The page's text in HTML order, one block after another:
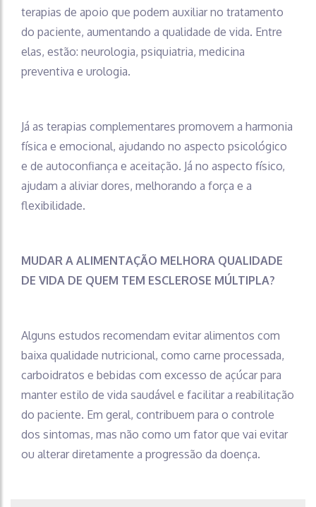
terapias de apoio que podem auxiliar no tratamento
do paciente, aumentando a qualidade de vida. Entre
elas, estão: neurologia, psiquiatria, medicina
preventiva e urologia.
Já as terapias complementares promovem a harmonia
física e emocional, ajudando no aspecto psicológico
e de autoconfiança e aceitação. Já no aspecto físico,
ajudam a aliviar dores, melhorando a força e a
flexibilidade.
MUDAR A ALIMENTAÇÃO MELHORA QUALIDADE
DE VIDA DE QUEM TEM ESCLEROSE MÚLTIPLA?
Alguns estudos recomendam evitar alimentos com
baixa qualidade nutricional, como carne processada,
carboidratos e bebidas com excesso de açúcar para
manter estilo de vida saudável e facilitar a reabilitação
do paciente. Em geral, contribuem para o controle
dos sintomas, mas não como um fator que vai evitar
ou alterar diretamente a progressão da doença.